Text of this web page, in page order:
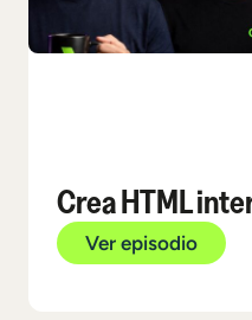
Crea HTML
Ver episodio